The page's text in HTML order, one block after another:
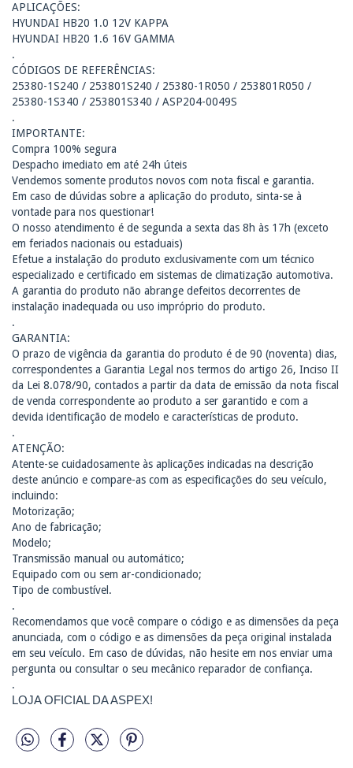
APLICAÇÕES:
HYUNDAI HB20 1.0 12V KAPPA
HYUNDAI HB20 1.6 16V GAMMA
.
CÓDIGOS DE REFERÊNCIAS:
25380-1S240 / 253801S240 / 25380-1R050 / 253801R050 /
25380-1S340 / 253801S340 / ASP204-0049S
.
IMPORTANTE:
Compra 100% segura
Despacho imediato em até 24h úteis
Vendemos somente produtos novos com nota fiscal e garantia.
Em caso de dúvidas sobre a aplicação do produto, sinta-se à
vontade para nos questionar!
O nosso atendimento é de segunda a sexta das 8h às 17h (exceto
em feriados nacionais ou estaduais)
Efetue a instalação do produto exclusivamente com um técnico
especializado e certificado em sistemas de climatização automotiva.
A garantia do produto não abrange defeitos decorrentes de
instalação inadequada ou uso impróprio do produto.
.
GARANTIA:
O prazo de vigência da garantia do produto é de 90 (noventa) dias,
correspondentes a Garantia Legal nos termos do artigo 26, Inciso II
da Lei 8.078/90, contados a partir da data de emissão da nota fiscal
de venda correspondente ao produto a ser garantido e com a
devida identificação de modelo e características de produto.
.
ATENÇÃO:
Atente-se cuidadosamente às aplicações indicadas na descrição
deste anúncio e compare-as com as especificações do seu veículo,
incluindo:
Motorização;
Ano de fabricação;
Modelo;
Transmissão manual ou automático;
Equipado com ou sem ar-condicionado;
Tipo de combustível.
.
Recomendamos que você compare o código e as dimensões da peça
anunciada, com o código e as dimensões da peça original instalada
em seu veículo. Em caso de dúvidas, não hesite em nos enviar uma
pergunta ou consultar o seu mecânico reparador de confiança.
.
LOJA OFICIAL DA ASPEX!